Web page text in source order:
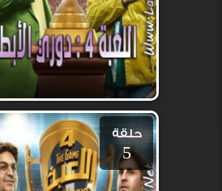
حلقة
5